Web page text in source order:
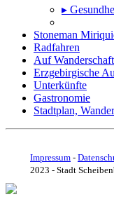
▸
Stoneman
Radfahren
Auf Wanderschaft
Erzgebirgische
Unterkünfte
Gastronomie
Stadtplan,
Impressum -
2023 - Stadt